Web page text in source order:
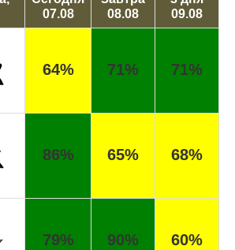
07.08
08.08
09.08
64% 71% 71%
86% 65% 68%
79% 90% 60%